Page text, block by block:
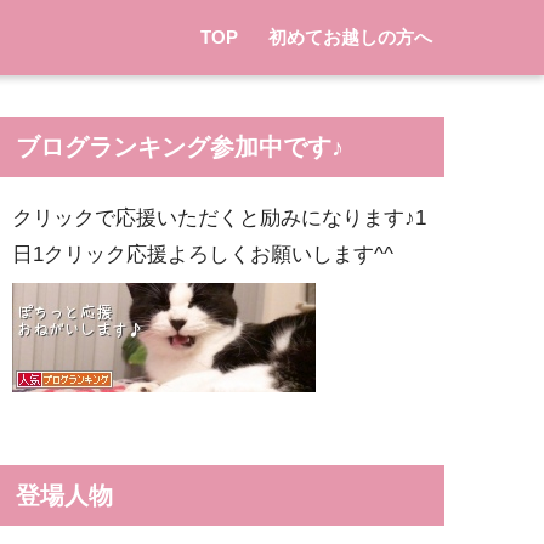
TOP 初めてお越しの方へ
ブログランキング参加中です♪
クリックで応援いただくと励みになります♪1
日1クリック応援よろしくお願いします^^
登場人物